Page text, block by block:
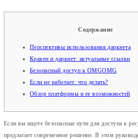
Содержание
Перспективы использования даркнета
Кракен и даркнет: актуальные ссылки
Безопасный доступ к OMGOMG
Если не работает: что делать?
Обзор платформы и ее возможностей
Если вы ищете безопасные пути для доступа к
предлагает современное решение. В этом